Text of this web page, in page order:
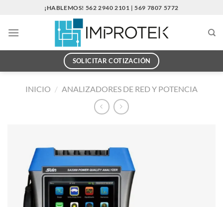
contenido
¡HABLEMOS! 562 2940 2101 | 569 7807 5772
SOLICITAR COTIZACIÓN
INICIO / ANALIZADORES DE RED Y POTENCIA